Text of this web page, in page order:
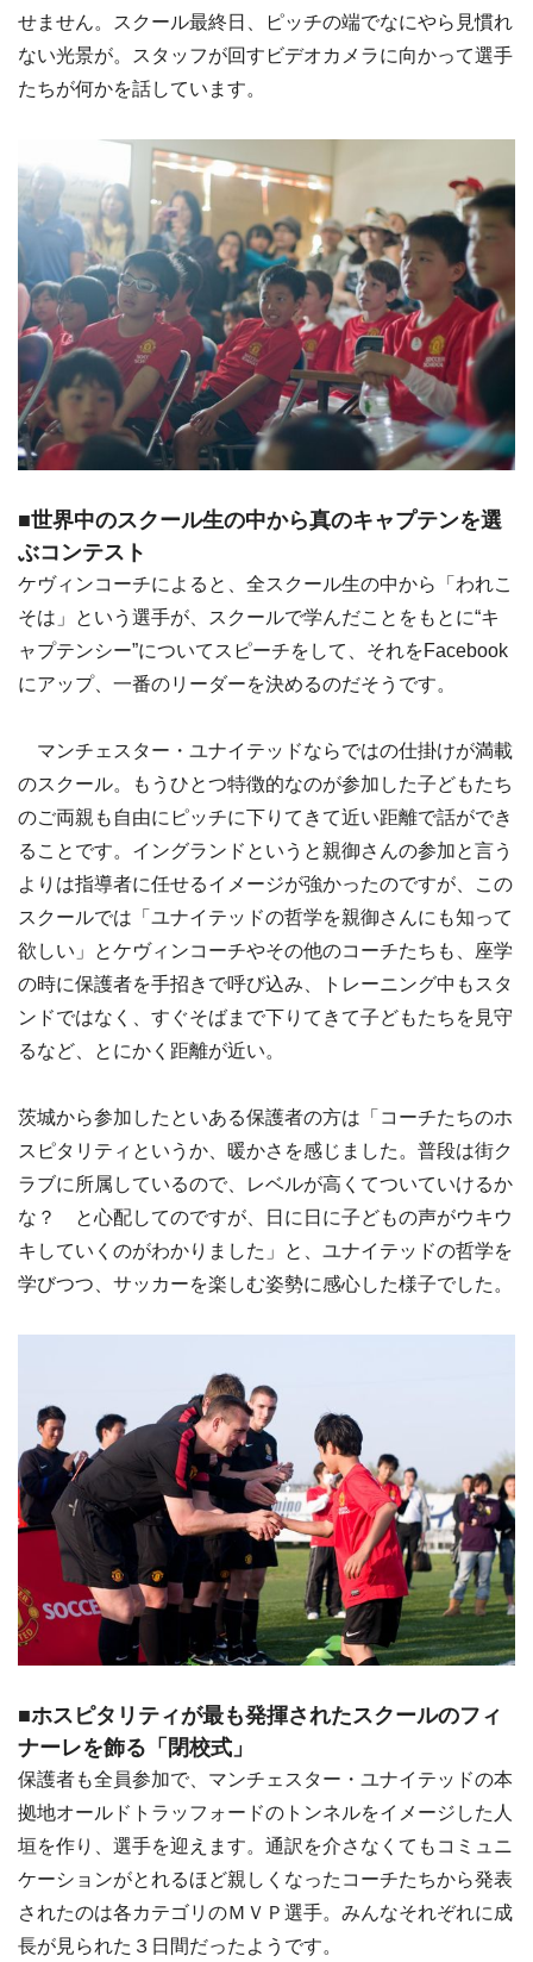
せません。スクール最終日、ピッチの端でなにやら見慣れ
ない光景が。スタッフが回すビデオカメラに向かって選手
たちが何かを話しています。
■世界中のスクール生の中から真のキャプテンを選
ぶコンテスト
ケヴィンコーチによると、全スクール生の中から「われこ
そは」という選手が、スクールで学んだことをもとに“キ
ャプテンシー”についてスピーチをして、それをFacebook
にアップ、一番のリーダーを決めるのだそうです。
マンチェスター・ユナイテッドならではの仕掛けが満載
のスクール。もうひとつ特徴的なのが参加した子どもたち
のご両親も自由にピッチに下りてきて近い距離で話ができ
ることです。イングランドというと親御さんの参加と言う
よりは指導者に任せるイメージが強かったのですが、この
スクールでは「ユナイテッドの哲学を親御さんにも知って
欲しい」とケヴィンコーチやその他のコーチたちも、座学
の時に保護者を手招きで呼び込み、トレーニング中もスタ
ンドではなく、すぐそばまで下りてきて子どもたちを見守
るなど、とにかく距離が近い。
茨城から参加したといある保護者の方は「コーチたちのホ
スピタリティというか、暖かさを感じました。普段は街ク
ラブに所属しているので、レベルが高くてついていけるか
な？ と心配してのですが、日に日に子どもの声がウキウ
キしていくのがわかりました」と、ユナイテッドの哲学を
学びつつ、サッカーを楽しむ姿勢に感心した様子でした。
■ホスピタリティが最も発揮されたスクールのフィ
ナーレを飾る「閉校式」
保護者も全員参加で、マンチェスター・ユナイテッドの本
拠地オールドトラッフォードのトンネルをイメージした人
垣を作り、選手を迎えます。通訳を介さなくてもコミュニ
ケーションがとれるほど親しくなったコーチたちから発表
されたのは各カテゴリのＭＶＰ選手。みんなそれぞれに成
長が見られた３日間だったようです。